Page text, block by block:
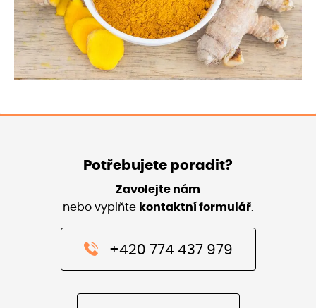
Potřebujete poradit?
Zavolejte nám
nebo vyplňte kontaktní formulář
+420 774 437 979